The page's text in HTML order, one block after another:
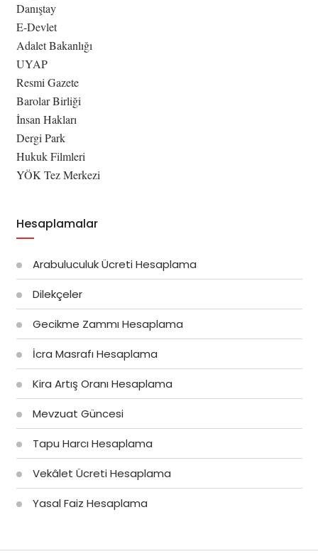
Danıştay
E-Devlet
Adalet Bakanlığı
UYAP
Resmi Gazete
Barolar Birliği
İnsan Hakları
Dergi Park
Hukuk Filmleri
YÖK Tez Merkezi
Hesaplamalar
Arabuluculuk Ücreti Hesaplama
Dilekçeler
Gecikme Zammı Hesaplama
İcra Masrafı Hesaplama
Kira Artış Oranı Hesaplama
Mevzuat Güncesi
Tapu Harcı Hesaplama
Vekâlet Ücreti Hesaplama
Yasal Faiz Hesaplama